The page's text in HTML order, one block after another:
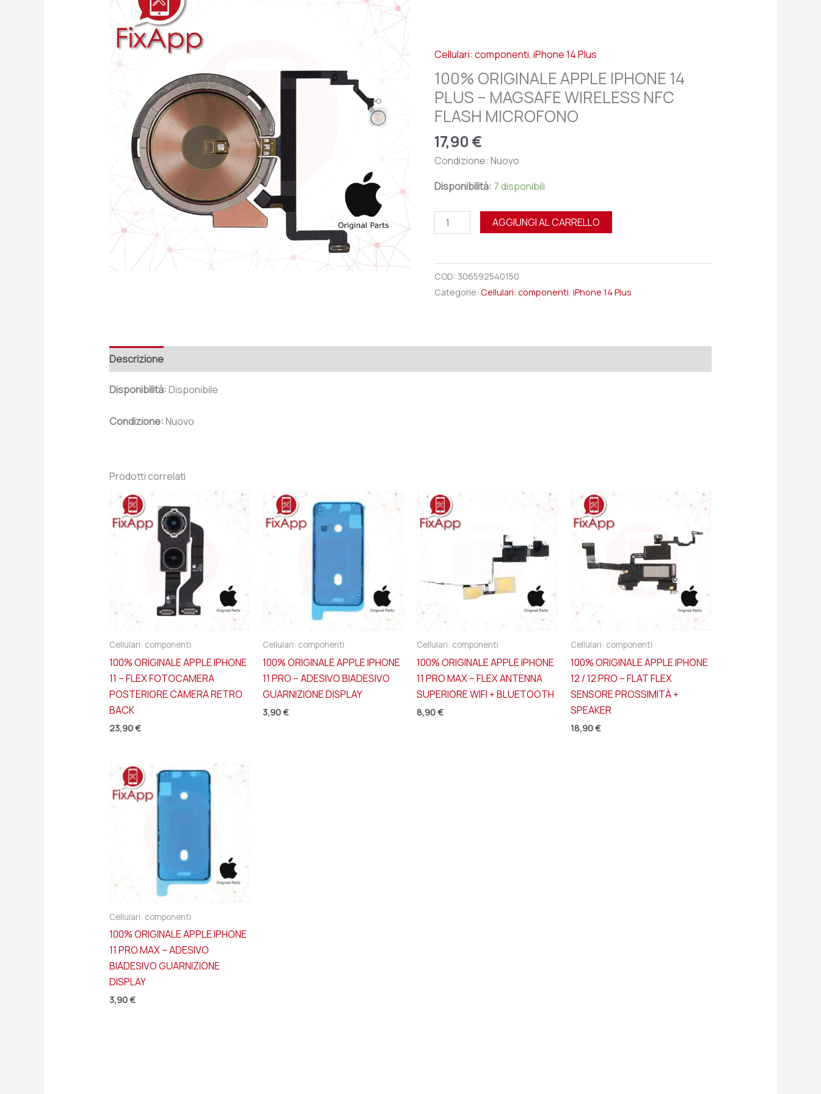
Cellulari: componenti,iPhone 14 Plus
100% ORIGINALE APPLE IPHONE 14
PLUS – MAGSAFE WIRELESS NFC
FLASH MICROFONO
17,90 €
Condizione: Nuovo
Disponibilità: 7 disponibili
PLUS
-
MAGSAFE
WIRELESS
NFC
FLASH
MICROFONO
quantità
AGGIUNGI AL CARRELLO
COD: 306592540150
Categorie:Cellulari: componenti ,iPhone 14 Plus
Descrizione
Disponibilità:Disponibile
Condizione:Nuovo
Prodotti correlati
Cellulari: componenti
100% ORIGINALE APPLE IPHONE
11 – FLEX FOTOCAMERA
POSTERIORE CAMERA RETRO
BACK
23,90€
Cellulari: componenti
100% ORIGINALE APPLE IPHONE
11 PRO – ADESIVO BIADESIVO
GUARNIZIONE DISPLAY
3,90€
Cellulari: componenti
100% ORIGINALE APPLE IPHONE
11 PRO MAX – FLEX ANTENNA
SUPERIORE WIFI + BLUETOOTH
8,90€
Cellulari: componenti
100% ORIGINALE APPLE IPHONE
12 / 12 PRO – FLAT FLEX
SENSORE PROSSIMITÀ +
SPEAKER
18,90€
Cellulari: componenti
100% ORIGINALE APPLE IPHONE
11 PRO MAX – ADESIVO
BIADESIVO GUARNIZIONE
DISPLAY
3,90€